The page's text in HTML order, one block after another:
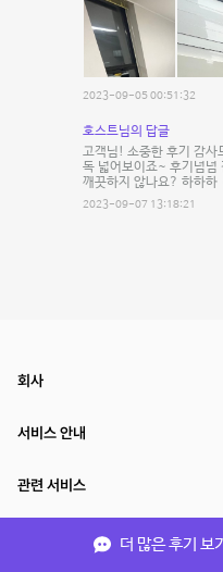
2023-09-05 00:51:32
호스트님의 답글
고객님! 소중한 후기 감
독 넓어보이죠~ 후기넘
깨끗하지 않나요? 하하
2023-09-07 13:18:21
더 많은 후기 보기
회사
서비스 안내
관련 서비스